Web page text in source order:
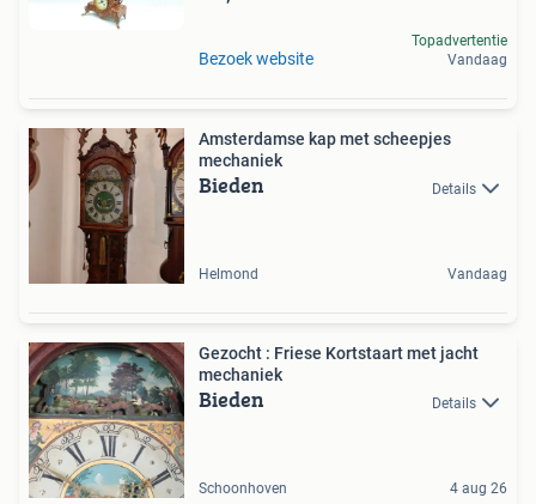
Bezoek website
Topadvertentie
Vandaag
Amsterdamse kap met scheepjes
mechaniek
Bieden Details
Helmond Vandaag
Gezocht : Friese Kortstaart met jacht
mechaniek
Bieden Details
Schoonhoven 4 aug 26